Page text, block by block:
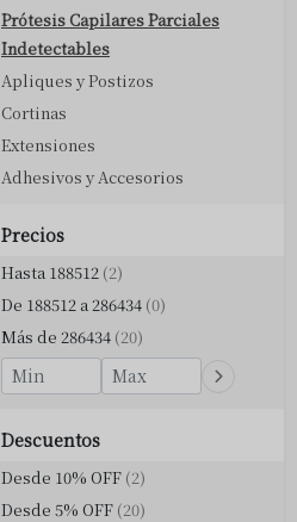
Prótesis Capilares Parciales
Indetectables
Apliques y Postizos
Cortinas
Extensiones
Adhesivos y Accesorios
Precios
Hasta 188512 (2)
De 188512 a 286434 (0)
Más de 286434 (20)
Descuentos
Desde 10% OFF (2)
Desde 5% OFF (20)